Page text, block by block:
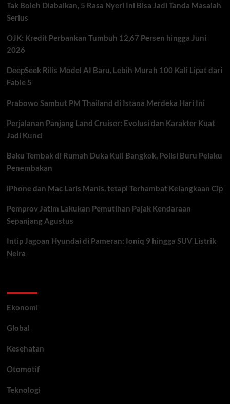
Tak Boleh Diabaikan, 5 Rasa Nyeri Ini Bisa Jadi Tanda Masalah
Serius
OJK: Kredit Perbankan Tumbuh 12,67 Persen hingga Juni
2026
DeepSeek Rilis Model AI Baru, Lebih Murah 100 Kali Lipat dari
Fable 5
Prabowo Sambut PM Thailand di Istana Merdeka Hari Ini
Perjalanan Panjang Land Cruiser: Evolusi dan Karakter Kuat
Jadi Kunci
Baku Tembak di Rumah Duka Kuil Bangkok, Polisi Buru Pelaku
Penembakan
iPhone dan Mac Laris Manis, tetapi Terhambat Kelangkaan Cip
Pemprov Jatim Lakukan Pemutihan Pajak Kendaraan
Sepanjang Agustus
Intip Jagoan Hyundai di Pameran: Ioniq 9 hingga SUV Listrik
Neira
Ekonomi
Global
Kesehatan
Otomotif
Teknologi